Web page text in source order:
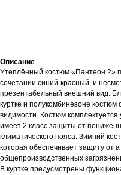
Описание
Утеплённый костюм «Пантеон 2»
сочетании синий-красный, и
презентабельный внешний вид.
куртке и полукомбинезоне костюм
видимости. Костюм
имеет 2 класс защиты от
климатического пояса. Зимний
которая обеспечивает защиту от
общепроизводственных
В куртке предусмотрены